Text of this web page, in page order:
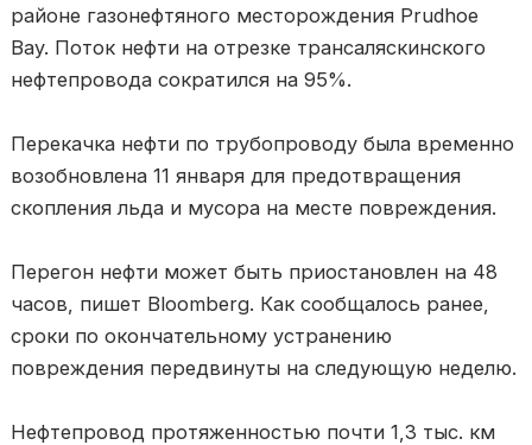
районе газонефтяного месторождения Prudhoe
Bay. Поток нефти на отрезке трансаляскинского
нефтепровода сократился на 95%.
Перекачка нефти по трубопроводу была временно
возобновлена 11 января для предотвращения
скопления льда и мусора на месте повреждения.
Перегон нефти может быть приостановлен на 48
часов, пишет Bloomberg. Как сообщалось ранее,
сроки по окончательному устранению
повреждения передвинуты на следующую неделю.
Нефтепровод протяженностью почти 1,3 тыс. км